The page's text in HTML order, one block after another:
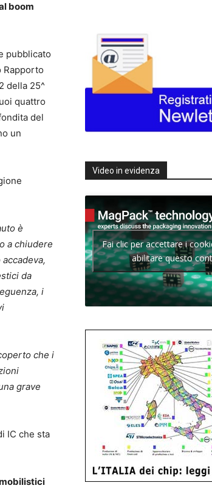
boom
pubblicato
Rapporto
della 25^
quattro
del
un
è
a chiudere
da
i
che i
grave
IC che sta
Video in evidenza
Fai clic per accettare i
abilitare questo